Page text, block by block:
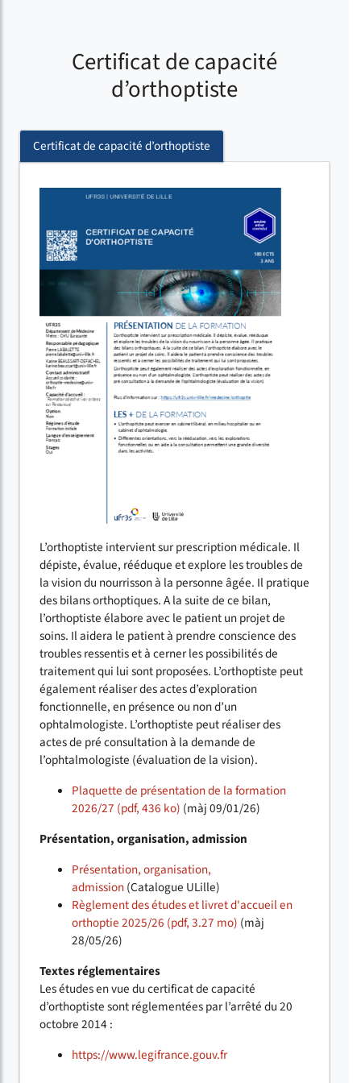
Certificat de capacité
d’orthoptiste
Certificat de capacité d’orthoptiste
L’orthoptiste intervient sur prescription médicale. Il
dépiste, évalue, rééduque et explore les troubles de
la vision du nourrisson à la personne âgée. Il pratique
des bilans orthoptiques. A la suite de ce bilan,
l’orthoptiste élabore avec le patient un projet de
soins. Il aidera le patient à prendre conscience des
troubles ressentis et à cerner les possibilités de
traitement qui lui sont proposées. L’orthoptiste peut
également réaliser des actes d’exploration
fonctionnelle, en présence ou non d’un
ophtalmologiste. L’orthoptiste peut réaliser des
actes de pré consultation à la demande de
l’ophtalmologiste (évaluation de la vision).
Plaquette de présentation de la formation
2026/27 (pdf, 436 ko) (màj 09/01/26)
Présentation, organisation, admission
Présentation, organisation,
admission(Catalogue ULille)
Règlement des études et livret d'accueil en
orthoptie 2025/26 (pdf, 3.27 mo) (màj
28/05/26)
Textes réglementaires
Les études en vue du certificat de capacité
d’orthoptiste sont réglementées par l’arrêté du 20
octobre 2014 :
https://www.legifrance.gouv.fr